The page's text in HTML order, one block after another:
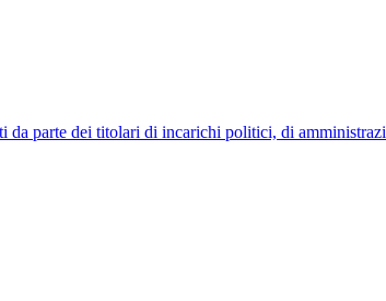
da parte dei titolari di incarichi politici, di